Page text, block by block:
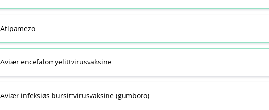
Atipamezol
Aviær encefalomyelittvirusvaksine
Aviær infeksiøs bursittvirusvaksine (gumboro)